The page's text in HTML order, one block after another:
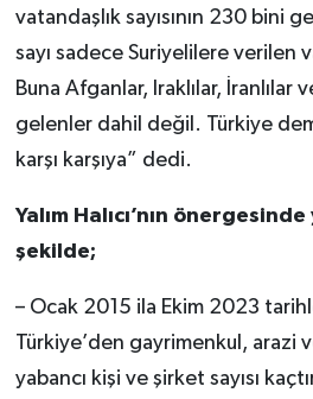
vatandaşlık sayısının 230 bini
sayı sadece Suriyelilere verilen
Buna Afganlar, Iraklılar, İranlılar
gelenler dahil değil. Türkiye
karşı karşıya” dedi.
Yalım Halıcı’nın
şekilde;
– Ocak 2015 ila Ekim 2023
Türkiye’den gayrimenkul, arazi
yabancı kişi ve şirket sayısı